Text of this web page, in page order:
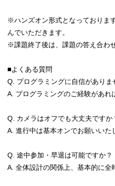
※ハンズオン形式となっておりま
んでいただきます。
※課題終了後は、課題の答え合わ
■よくある質問
Q. プログラミングに自信がありま
A. プログラミングのご経験があれ
Q. カメラはオフでも大丈夫ですか
A. 進行中は基本オンでお願いいた
Q. 途中参加・早退は可能ですか？
A. 全体設計の関係上、基本的に全